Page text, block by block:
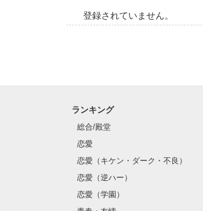
登録されていません。
ランキング
総合/殿堂
恋愛
恋愛（キケン・ダーク・不良）
恋愛（逆ハー）
恋愛（学園）